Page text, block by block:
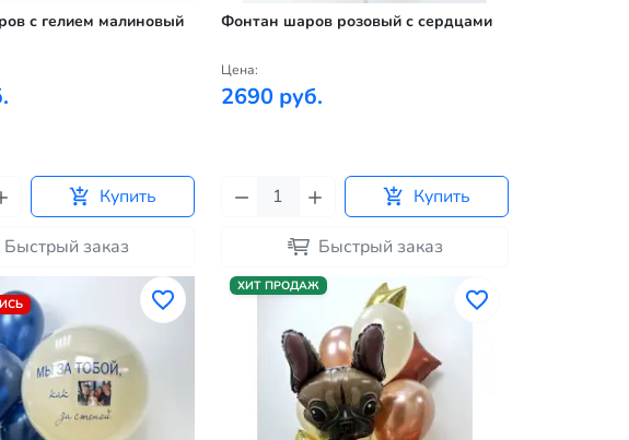
с гелием малиновый
Купить
Быстрый заказ
Фонтан шаров розовый с сердцами
Цена:
2690 руб.
Купить
Быстрый заказ
ХИТ ПРОДАЖ